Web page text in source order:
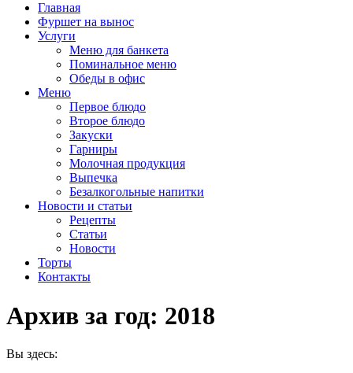
Главная
Фуршет на вынос
Услуги
Меню для банкета
Поминальное меню
Обеды в офис
Меню
Первое блюдо
Второе блюдо
Закуски
Гарниры
Молочная продукция
Выпечка
Безалкогольные напитки
Новости и статьи
Рецепты
Статьи
Новости
Торты
Контакты
Архив за год: 2018
Вы здесь: